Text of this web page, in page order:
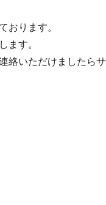
ります。
ます。
絡いただけましたらサ